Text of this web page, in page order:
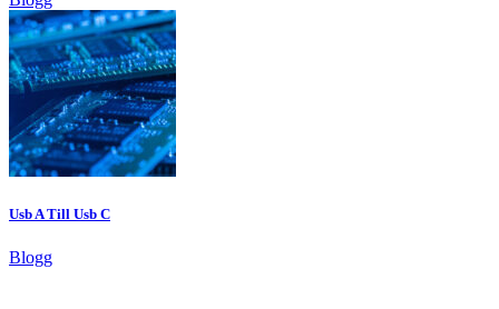
Usb A Till Usb C
Blogg